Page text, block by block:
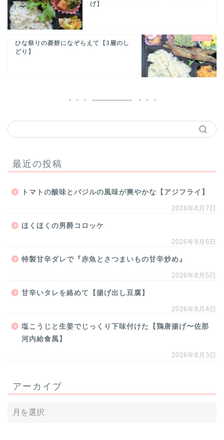
げ】
ひな祭りの菱餅になぞらえて【3層のし
どり】
最近の投稿
トマトの酸味とバジルの風味が爽やかな【アジフライ】
2026年8月7日
ほくほくの男爵コロッケ
2026年8月6日
特製甘辛ダレで『赤魚とさつまいもの甘辛炒め』
2026年8月5日
甘辛いタレを絡めて【揚げ出し豆腐】
2026年8月4日
塩こうじと生姜でじっくり下味付けた【鶏唐揚げ〜佐那
河内給食風】
2026年8月3日
アーカイブ